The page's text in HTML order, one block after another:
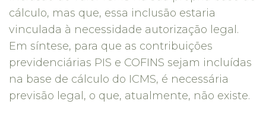
cálculo, mas que, essa inclusão estaria
vinculada à necessidade autorização legal.
Em síntese, para que as contribuições
previdenciárias PIS e COFINS sejam incluídas
na base de cálculo do ICMS, é necessária
previsão legal, o que, atualmente, não existe.